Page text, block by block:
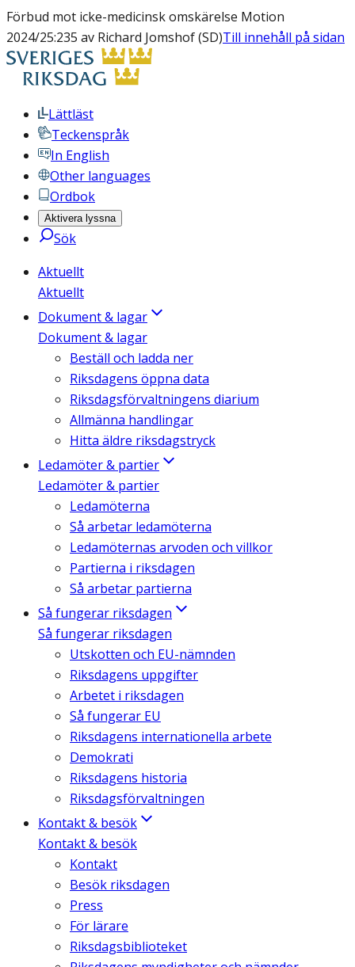
Förbud mot icke-medicinsk omskärelse Motion
2024/25:235 av Richard Jomshof (SD)Till innehåll på sidan
Lättläst
Teckenspråk
In English
Other languages
Ordbok
Aktivera lyssna
Sök
Aktuellt
Aktuellt
Dokument & lagar
Dokument & lagar
Beställ och ladda ner
Riksdagens öppna data
Riksdagsförvaltningens diarium
Allmänna handlingar
Hitta äldre riksdagstryck
Ledamöter & partier
Ledamöter & partier
Ledamöterna
Så arbetar ledamöterna
Ledamöternas arvoden och villkor
Partierna i riksdagen
Så arbetar partierna
Så fungerar riksdagen
Så fungerar riksdagen
Utskotten och EU-nämnden
Riksdagens uppgifter
Arbetet i riksdagen
Så fungerar EU
Riksdagens internationella arbete
Demokrati
Riksdagens historia
Riksdagsförvaltningen
Kontakt & besök
Kontakt & besök
Kontakt
Besök riksdagen
Press
För lärare
Riksdagsbiblioteket